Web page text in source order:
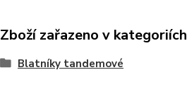
Zboží zařazeno v kategoriích
Blatníky tandemové